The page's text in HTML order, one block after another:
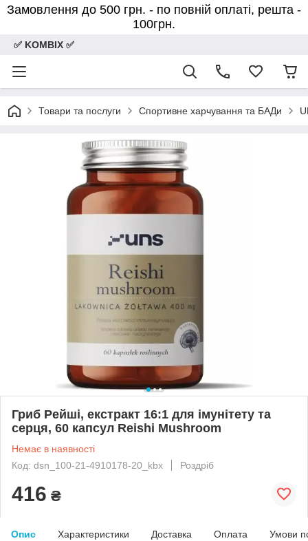
Замовлення до 500 грн. - по повній оплаті, решта -
100грн.
✅ KOMBIX ✅
Товари та послуги Спортивне харчування та БАДи
Гриб Рейші, екстракт 16:1 для імунітету та
серця, 60 капсул Reishi Mushroom
Немає в наявності
Код: dsn_100-21-4910178-20_kbx
Роздріб
416 ₴
Опис Характеристики Доставка Оплата Умови